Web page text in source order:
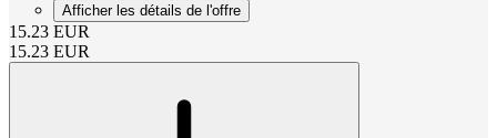
Afficher les détails de l'offre
15.23 EUR
15.23 EUR